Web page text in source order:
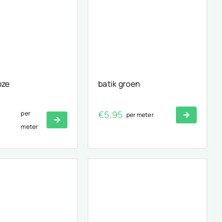
per
meter
batik groen
€5,95 per meter